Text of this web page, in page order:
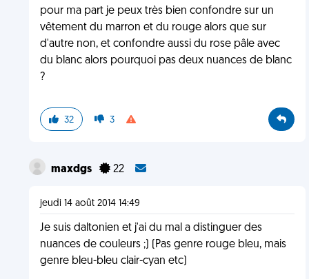
pour ma part je peux très bien confondre sur un
vêtement du marron et du rouge alors que sur
d'autre non, et confondre aussi du rose pâle avec
du blanc alors pourquoi pas deux nuances de blanc
?
32 3
maxdgs 22
jeudi 14 août 2014 14:49
Je suis daltonien et j'ai du mal a distinguer des
nuances de couleurs ;) (Pas genre rouge bleu, mais
genre bleu-bleu clair-cyan etc)